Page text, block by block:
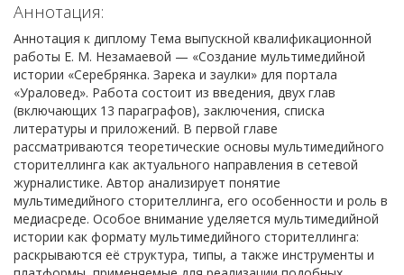
Аннотация:
Аннотация к диплому Тема выпускной квалификационной
работы Е. М. Незамаевой — «Создание мультимедийной
истории «Серебрянка. Зарека и заулки» для портала
«Ураловед». Работа состоит из введения, двух глав
(включающих 13 параграфов), заключения, списка
литературы и приложений. В первой главе
рассматриваются теоретические основы мультимедийного
сторителлинга как актуального направления в сетевой
журналистике. Автор анализирует понятие
мультимедийного сторителлинга, его особенности и роль в
медиасреде. Особое внимание уделяется мультимедийной
истории как формату мультимедийного сторителлинга:
раскрываются её структура, типы, а также инструменты и